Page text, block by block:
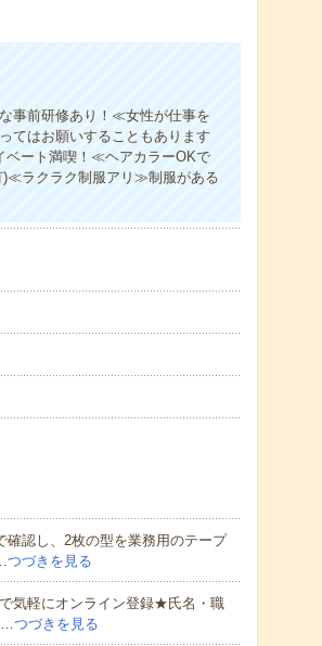
事前研修あり！≪女性が仕事を
てはお願いすることもあります
ベート満喫！≪ヘアカラーOKで
)≪ラクラク制服アリ≫制服がある
認し、2枚の型を業務用のテープ
つづきを見る
気軽にオンライン登録★氏名・職
…つづきを見る